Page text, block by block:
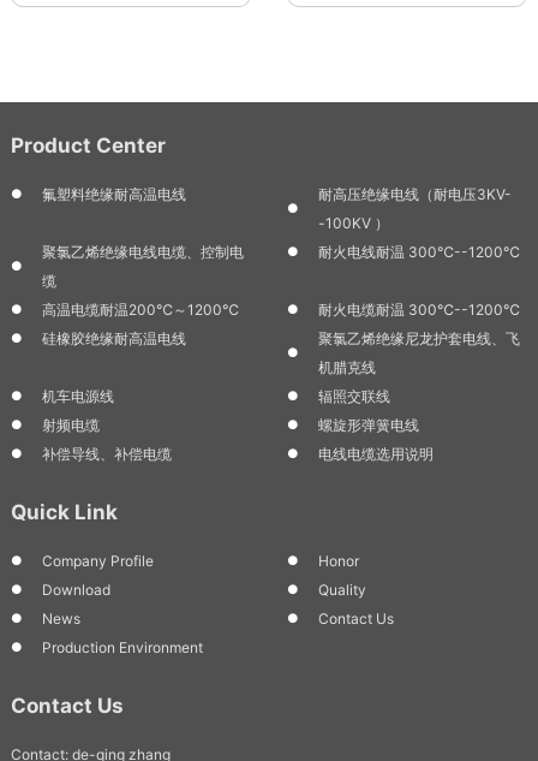
Product Center
氟塑料绝缘耐高温电线
耐高压绝缘电线（耐电压3KV-
-100KV ）
聚氯乙烯绝缘电线电缆、控制电
缆
耐火电线耐温 300℃--1200℃
高温电缆耐温200℃～1200℃
耐火电缆耐温 300℃--1200℃
硅橡胶绝缘耐高温电线
聚氯乙烯绝缘尼龙护套电线、飞
机腊克线
机车电源线
辐照交联线
射频电缆
螺旋形弹簧电线
补偿导线、补偿电缆
电线电缆选用说明
Quick Link
Company Profile
Honor
Download
Quality
News
Contact Us
Production Environment
Contact Us
Contact: de-qing zhang